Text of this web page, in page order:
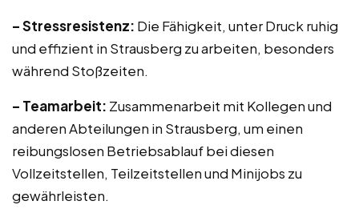
– Stressresistenz: Die Fähigkeit, unter Druck ruhig
und effizient in Strausberg zu arbeiten, besonders
während Stoßzeiten.
– Teamarbeit: Zusammenarbeit mit Kollegen und
anderen Abteilungen in Strausberg, um einen
reibungslosen Betriebsablauf bei diesen
Vollzeitstellen, Teilzeitstellen und Minijobs zu
gewährleisten.